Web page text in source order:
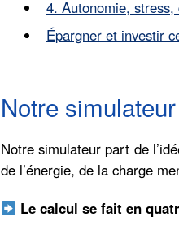
4. Autonomie,
Épargner et investir
Notre
Notre simulateur part de
de l’énergie, de la charge
Le calcul se fait en